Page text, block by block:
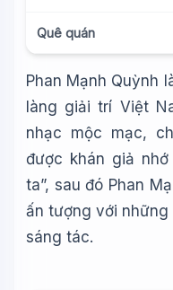
Quê quán
Phan Mạnh Quỳnh
làng giải trí Việt
nhạc mộc mạc,
được khán giả
ta”, sau đó Phan
ấn tượng với
sáng tác.